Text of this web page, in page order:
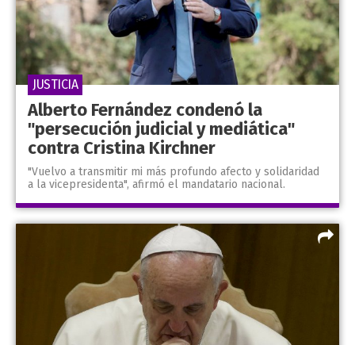
Alberto Fernández condenó la
"persecución judicial y mediática"
contra Cristina Kirchner
"Vuelvo a transmitir mi más profundo afecto y solidaridad
a la vicepresidenta", afirmó el mandatario nacional.
JUSTICIA